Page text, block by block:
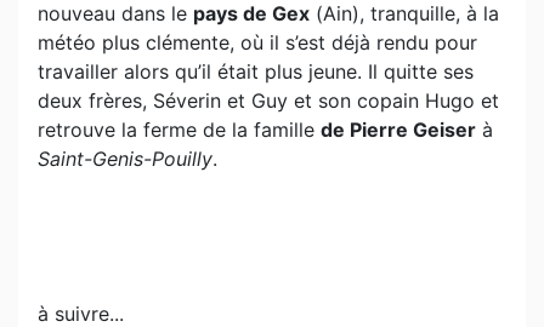
nouveau dans le pays de Gex (Ain), tranquille, à la
météo plus clémente, où il s’est déjà rendu pour
travailler alors qu’il était plus jeune. Il quitte ses
deux frères, Séverin et Guy et son copain Hugo et
retrouve la ferme de la famille de Pierre Geiser à
Saint-Genis-Pouilly.
à suivre...